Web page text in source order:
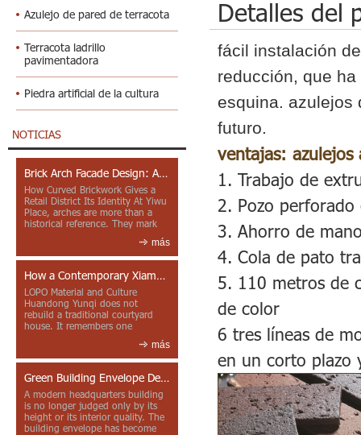
Azulejo de pared de terracota
Terracota ladrillo
pavimentadora
Piedra artificial de la cultura
NOTICIAS
Brick Arch Facade Design: A Closer Look at Yiwu Place
How Curved Brickwork Gives a
Retail District Its Identity At Yiwu
Place, arches are more than a
historical reference. They mark
más
How a Contemporary Xiamen Project Reframes Minnan Red Brick
LOPO Material and Culture
Huandong Yunqi does not
rebuild a traditional courtyard
house. It remembers one
más
Green Building Envelope Design: Clay Sunscreen Fins for Modern Headquarters Architecture
A modern headquarters building
is no longer judged only by its
height or its interior quality. The
building envelope has become
Detalles del
fácil instalación
reducción, que
esquina. azulejos
futuro.
ventajas: azulejos
1. Trabajo de
2. Pozo
3. Ahorro de
4. Cola de pato
5. 110 metros de
de color
6 tres líneas de
en un corto plazo